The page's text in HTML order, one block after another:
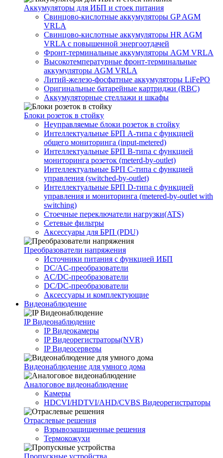
Аккумуляторы для ИБП и стоек питания
Свинцово-кислотные аккумуляторы GP AGM
VRLA
Свинцово-кислотные аккумуляторы HR AGM
VRLA с повышенной энергоотдачей
Фронт-терминальные аккумуляторы AGM VRLA
Высокотемпературные фронт-терминальные
аккумуляторы AGM VRLA
Литий-железо-фосфатные аккумуляторы LiFePO
Оригинальные батарейные картриджи (RBC)
Аккумуляторные стеллажи и шкафы
Блоки розеток в стойку
Неуправляемые блоки розеток в стойку
Интеллектуальные БРП А-типа с функцией
общего мониторинга (input-metered)
Интеллектуальные БРП B-типа с функцией
мониторинга розеток (meterd-by-outlet)
Интеллектуальные БРП C-типа с функцией
управления (switched-by-outlet)
Интеллектуальные БРП D-типа с функцией
управления и мониторинга (metered-by-outlet with
switching)
Стоечные переключатели нагрузки(ATS)
Сетевые фильтры
Аксессуары для БРП (PDU)
Преобразователи напряжения
Источники питания c функцией ИБП
DC/AC-преобразователи
AC/DC-преобразователи
DC/DC-преобразователи
Аксессуары и комплектующие
Видеонаблюдение
IP Видеонаблюдение
IP Видеокамеры
IP Видеорегистраторы(NVR)
IP Видеосерверы
Видеонаблюдение для умного дома
Аналоговое видеонаблюдение
Камеры
HDCVI/HDTVI/AHD/CVBS Видеорегистраторы
Отраслевые решения
Взрывозащищенные решения
Термокожухи
Пропускные устройства